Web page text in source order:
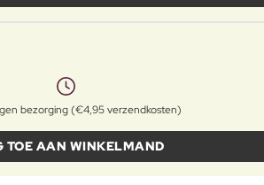
bezorging (€4,95 verzendkosten)
TOE AAN WINKELMAND